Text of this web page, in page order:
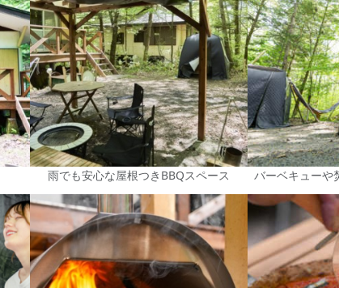
雨でも安心な屋根つきBBQスペース バーベキューや